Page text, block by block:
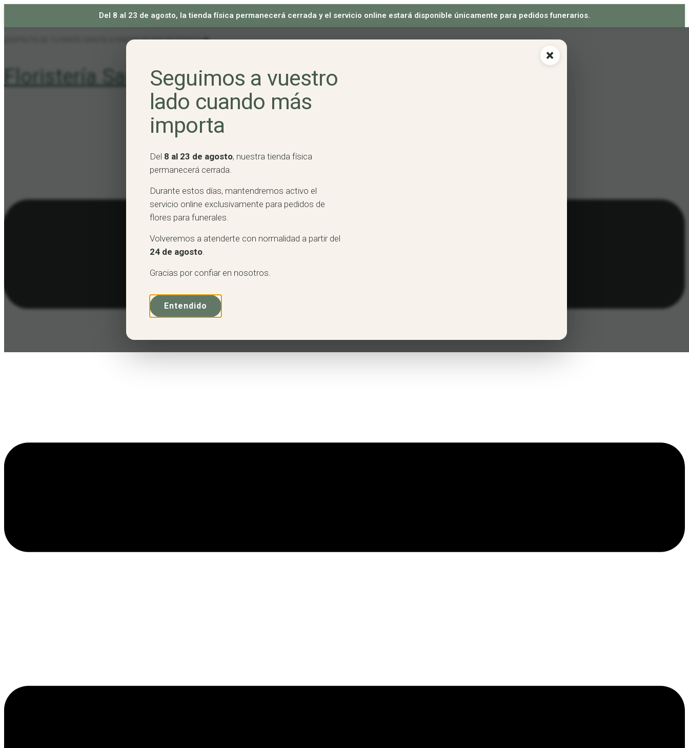
Del 8 al 23 de agosto, la tienda física permanecerá cerrada y el servicio online estará disponible únicamente para pedidos funerarios.
×
Seguimos a vuestro
lado cuando más
importa
Del 8 al 23 de agosto, nuestra tienda física
permanecerá cerrada.
Durante estos días, mantendremos activo el
servicio online exclusivamente para pedidos de
flores para funerales.
Volveremos a atenderte con normalidad a partir del
24 de agosto.
Gracias por confiar en nosotros.
Entendido
¡DISFRUTA DE TU ENVÍO GRATIS A PARTIR DE 50€ DE PEDIDO! 🐝
Floristería Santutxu